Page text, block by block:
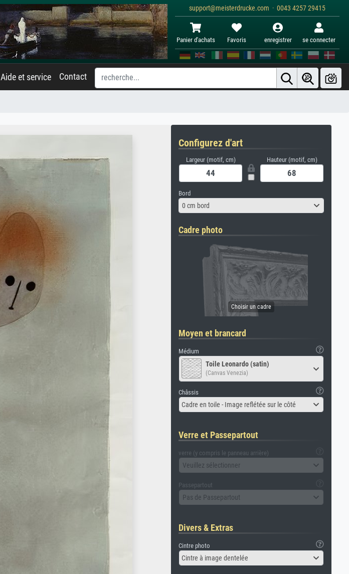
support@meisterdrucke.com · 0043 4257 29415
Panier d'achats Favoris enregistrer se connecter
Aide et service Contact
Configurez d'art
Largeur (motif, cm) Hauteur (motif, cm)
Bord
0 cm bord
Cadre photo
Moyen et brancard
Médium
Toile Leonardo (satin)
(Canvas Venezia)
Châssis
Cadre en toile - Image reflétée sur le côté
Verre et Passepartout
verre (y compris le panneau arrière)
Veuillez sélectionner
Passepartout
Pas de Passepartout
Divers & Extras
Cintre photo
Cintre à image dentelée